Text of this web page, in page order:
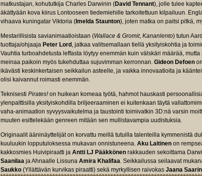
matkustajan, kohututkija Charles Darwinin (David Tennant), jolle tulee
äkättyään kova kiirus Lontooseen tiedemiehille tarkoitettuun kilpailuun.
vihaava kuningatar Viktoria ( Imelda Staunton), joten matka on paitsi pitkä,
Mestarillisista savianimaatioistaan (Wallace & Gromit, Kananlento) tutun
tuottaja/ohjaaja Peter Lord , jatkaa valitsemallaan tiellä yksityiskohtia ja
Vauhtia turboahdetusta leffasta löytyy enemmän kuin välskäri määrää,
meinaa paikoin myös tukehduttaa sujuvimman kerronnan. Gideon Defoen
ikävästi keskinkertaisen seikkailun asteelle, ja vaikka innovaatioita ja
olisi kaivannut roimasti enemmän.
Teknisesti Pirates!on huikean komeaa työtä, hahmot hauskasti
ylenpalttisilla yksityiskohdilla briljeeraaminen ei kuitenkaan täytä
vaha-animaation syvyysvaikutelma ja taustointi toimivatkin 3D:nä varsin
muuten esittelekään genreen mitään sen mullistavampia uudistuksia.
Originaalit ääninäyttelijät on korvattu meillä tutuilla talenteilla kymmenistä
kuuluukin lopputuloksessa mukavan onnistuneena. Aku Laitinen on
kakkosmies Huivipiraatti ja Antti LJ Pääkkönen rakkauden sekoittama
Saanilaa ja Ahnaalle Lissuna Amira Khalifaa. Seikkailussa seilaavat
Saukko (Yllättävän kurvikas piraatti) sekä myrkyllisen raivokas Jaana